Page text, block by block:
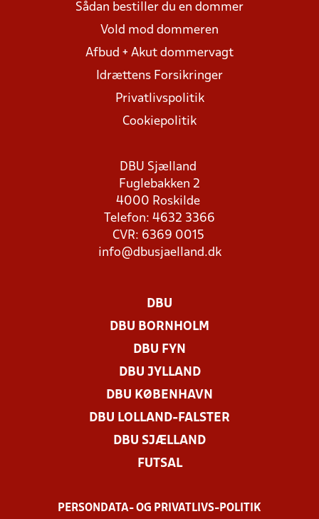
Sådan bestiller du en dommer
Vold mod dommeren
Afbud + Akut dommervagt
Idrættens Forsikringer
Privatlivspolitik
Cookiepolitik
DBU Sjælland
Fuglebakken 2
4000 Roskilde
Telefon: 4632 3366
CVR: 6369 0015
info@dbusjaelland.dk
DBU
DBU BORNHOLM
DBU FYN
DBU JYLLAND
DBU KØBENHAVN
DBU LOLLAND-FALSTER
DBU SJÆLLAND
FUTSAL
PERSONDATA- OG PRIVATLIVS-POLITIK